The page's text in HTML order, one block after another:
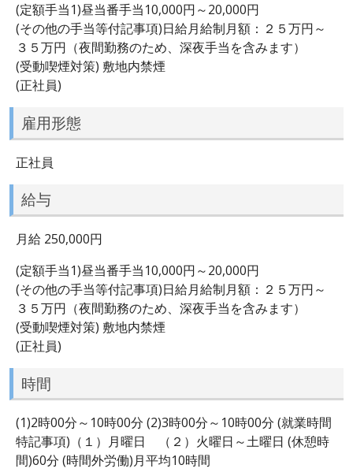
(定額手当1)昼当番手当10,000円～20,000円
(その他の手当等付記事項)日給月給制月額：２５万円～
３５万円（夜間勤務のため、深夜手当を含みます）
(受動喫煙対策) 敷地内禁煙
(正社員)
雇用形態
正社員
給与
月給 250,000円
(定額手当1)昼当番手当10,000円～20,000円
(その他の手当等付記事項)日給月給制月額：２５万円～
３５万円（夜間勤務のため、深夜手当を含みます）
(受動喫煙対策) 敷地内禁煙
(正社員)
時間
(1)2時00分～10時00分 (2)3時00分～10時00分 (就業時間
特記事項)（１）月曜日 （２）火曜日～土曜日 (休憩時
間)60分 (時間外労働)月平均10時間